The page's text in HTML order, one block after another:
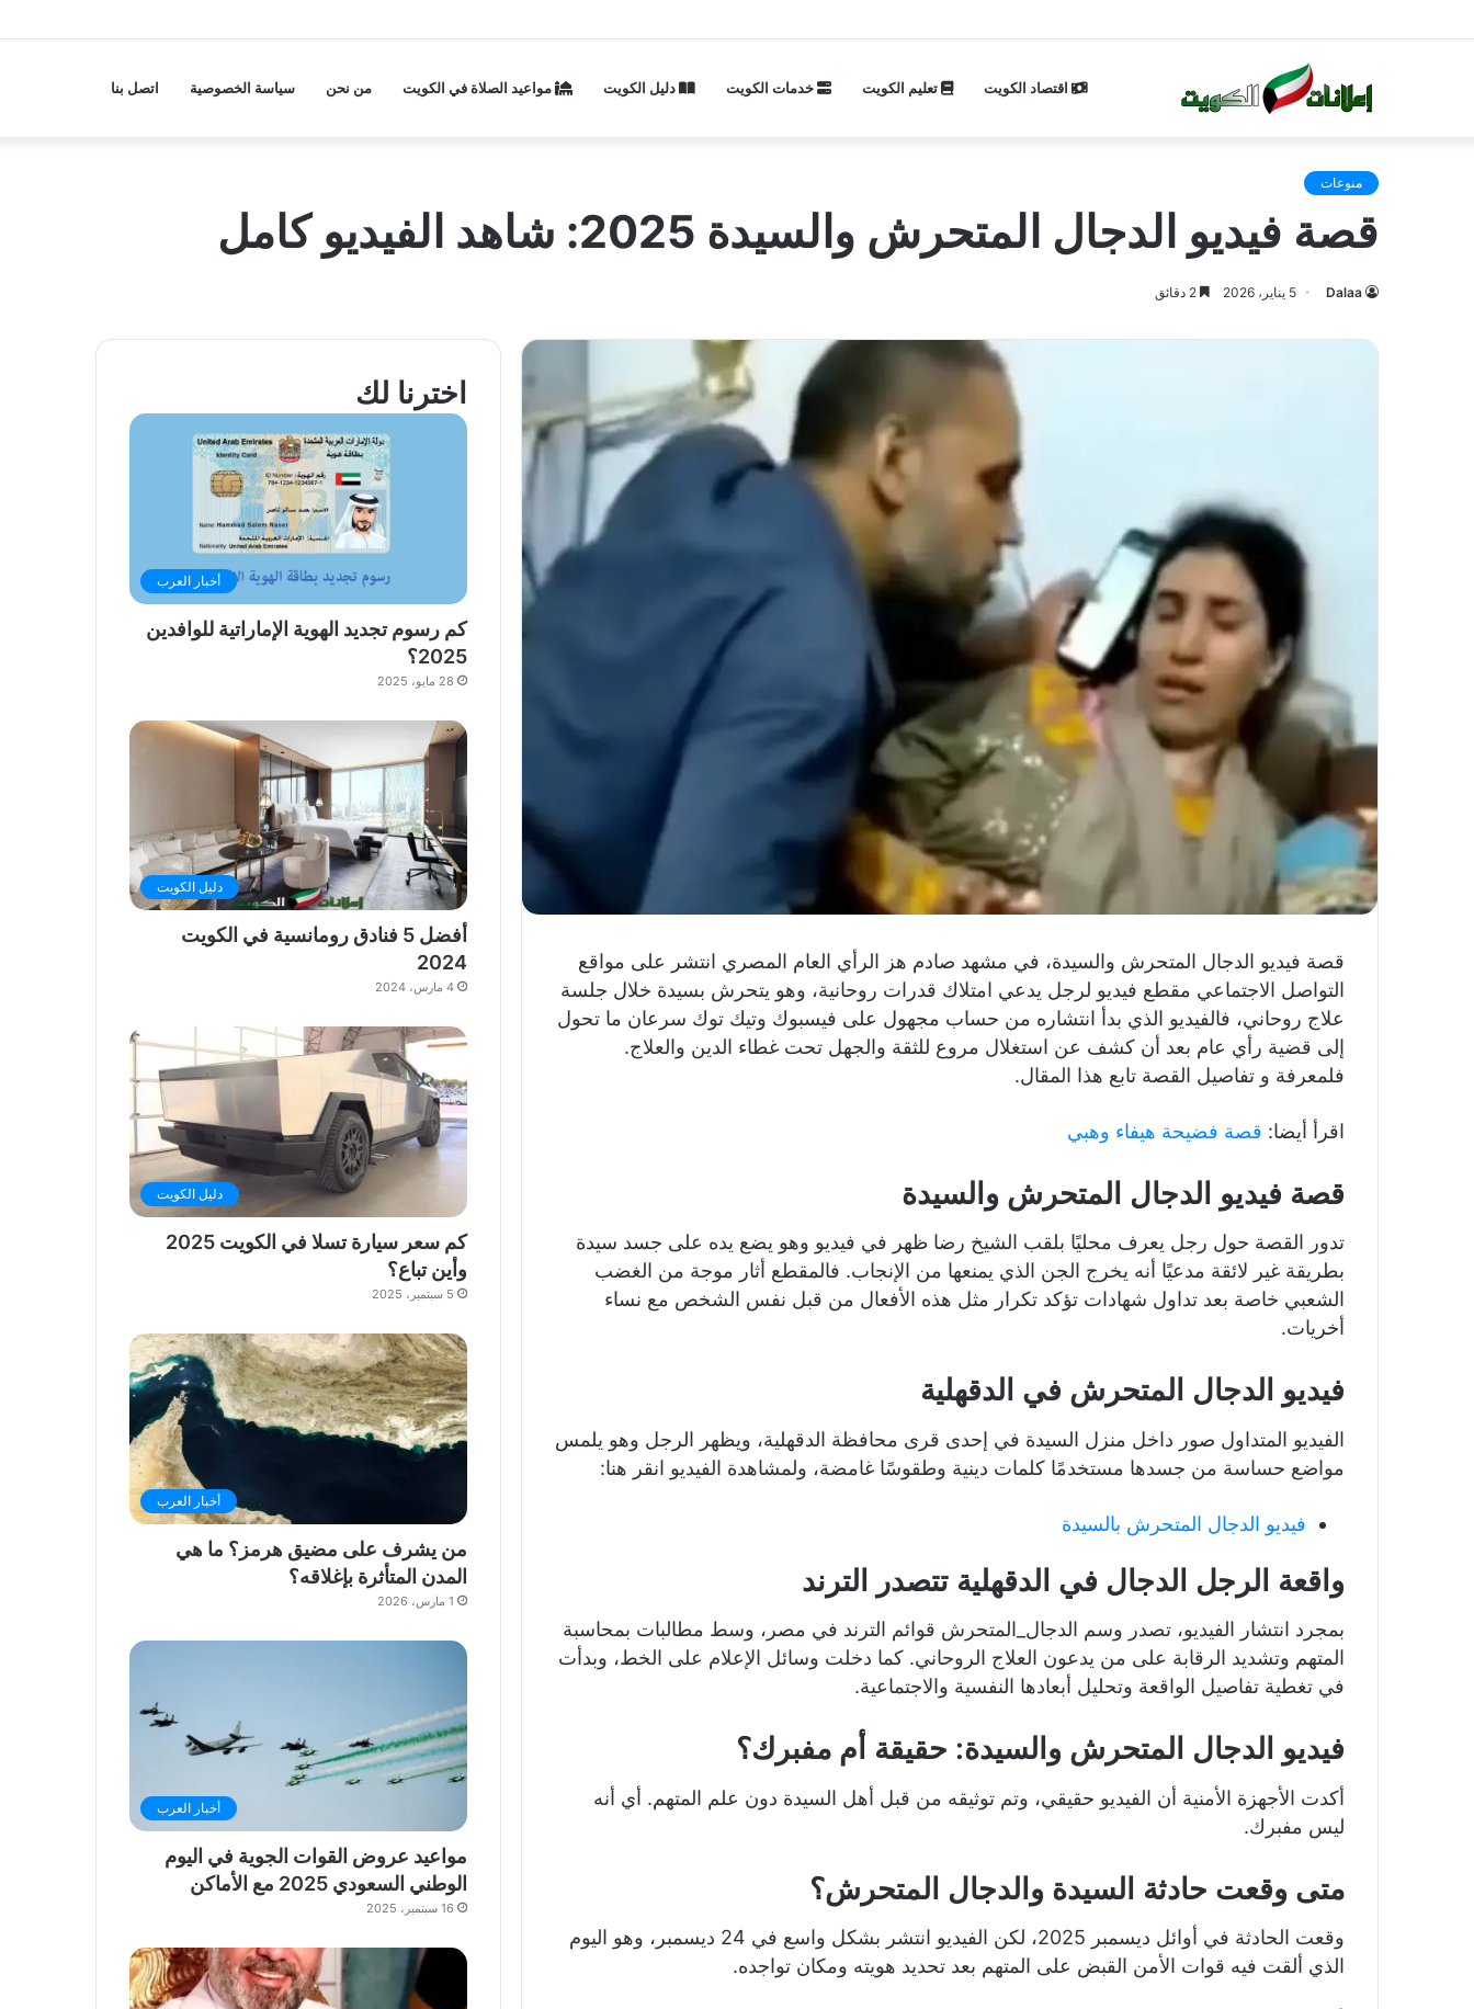
اقتصاد الكويت تعليم الكويت خدمات الكويت دليل الكويت مواعيد الصلاة في الكويت من نحن سياسة الخصوصية اتصل بنا
منوعات
قصة فيديو الدجال المتحرش والسيدة 2025: شاهد الفيديو كامل
Dalaa 5 يناير، 2026
قصة فيديو الدجال المتحرش والسيدة، في مشهد صادم هز الرأي العام المصري انتشر على مواقع
التواصل الاجتماعي مقطع فيديو لرجل يدعي امتلاك قدرات روحانية، وهو يتحرش بسيدة خلال جلسة
علاج روحاني، فالفيديو الذي بدأ انتشاره من حساب مجهول على فيسبوك وتيك توك سرعان ما تحول
إلى قضية رأي عام بعد أن كشف عن استغلال مروع للثقة والجهل تحت غطاء الدين والعلاج.
فلمعرفة و تفاصيل القصة تابع هذا المقال.
اقرأ أيضا: قصة فضيحة هيفاء وهبي
قصة فيديو الدجال المتحرش والسيدة
تدور القصة حول رجل يعرف محليًا بلقب الشيخ رضا ظهر في فيديو وهو يضع يده على جسد سيدة
بطريقة غير لائقة مدعيًا أنه يخرج الجن الذي يمنعها من الإنجاب. فالمقطع أثار موجة من الغضب
الشعبي خاصة بعد تداول شهادات تؤكد تكرار مثل هذه الأفعال من قبل نفس الشخص مع نساء
أخريات.
فيديو الدجال المتحرش في الدقهلية
الفيديو المتداول صور داخل منزل السيدة في إحدى قرى محافظة الدقهلية، ويظهر الرجل وهو يلمس
مواضع حساسة من جسدها مستخدمًا كلمات دينية وطقوسًا غامضة، ولمشاهدة الفيديو انقر هنا:
فيديو الدجال المتحرش بالسيدة
واقعة الرجل الدجال في الدقهلية تتصدر الترند
بمجرد انتشار الفيديو، تصدر وسم الدجال_المتحرش قوائم الترند في مصر، وسط مطالبات بمحاسبة
المتهم وتشديد الرقابة على من يدعون العلاج الروحاني. كما دخلت وسائل الإعلام على الخط، وبدأت
في تغطية تفاصيل الواقعة وتحليل أبعادها النفسية والاجتماعية.
فيديو الدجال المتحرش والسيدة: حقيقة أم مفبرك؟
أكدت الأجهزة الأمنية أن الفيديو حقيقي، وتم توثيقه من قبل أهل السيدة دون علم المتهم. أي أنه
ليس مفبرك.
متى وقعت حادثة السيدة والدجال المتحرش؟
وقعت الحادثة في أوائل ديسمبر 2025، لكن الفيديو انتشر بشكل واسع في 24 ديسمبر، وهو اليوم
الذي ألقت فيه قوات الأمن القبض على المتهم بعد تحديد هويته ومكان تواجده.
اخترنا لك
أخبار العرب
كم رسوم تجديد الهوية الإماراتية للوافدين
2025؟
28 مايو، 2025
دليل الكويت
أفضل 5 فنادق رومانسية في الكويت
2024
4 مارس، 2024
دليل الكويت
كم سعر سيارة تسلا في الكويت 2025
وأين تباع؟
5 سبتمبر، 2025
أخبار العرب
من يشرف على مضيق هرمز؟ ما هي
المدن المتأثرة بإغلاقه؟
1 مارس، 2026
أخبار العرب
مواعيد عروض القوات الجوية في اليوم
الوطني السعودي 2025 مع الأماكن
16 سبتمبر، 2025